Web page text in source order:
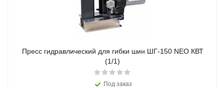
Пресс гидравлический для гибки шин ШГ-150 NEO КВТ
(1/1)
Под заказ